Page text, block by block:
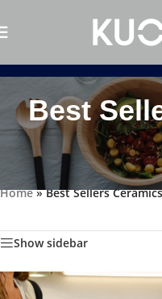
Best
Home»Best Sellers Ceramics
Show sidebar